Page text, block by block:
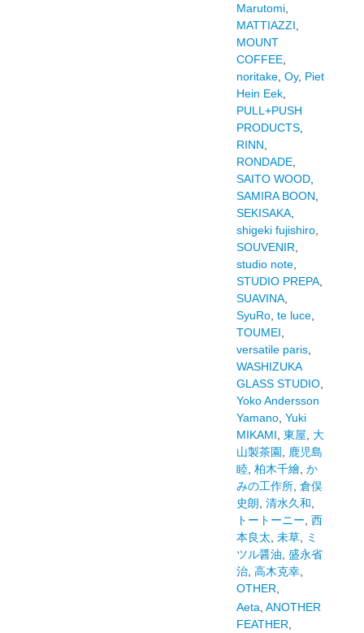
Marutomi,
MATTIAZZI
MOUNT
COFFEE,
noritake, Oy, Piet
Hein Eek,
PULL+PUSH
PRODUCTS,
RINN
RONDADE,
SAITO WOOD,
SAMIRA BOON
SEKISAKA,
shigeki fujishiro,
SOUVENIR
studio note,
STUDIO PREPA,
SUAVINA,
SyuRo, te luce,
TOUMEI
versatile paris,
WASHIZUKA
GLASS STUDIO,
Yoko Andersson
Yamano, Yuki
MIKAMI 東屋
大
山製茶園
鹿児島
睦, 柏木千繪, か
みの工作所, 倉俣
史朗 清水久和
トートーニー 西
本良太 未草,
ミ
ツル醤油 盛永省
治, 高木克幸,
OTHER
Aeta ANOTHER
FEATHER